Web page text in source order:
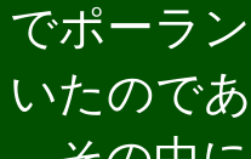
でポーラ
いたのであ